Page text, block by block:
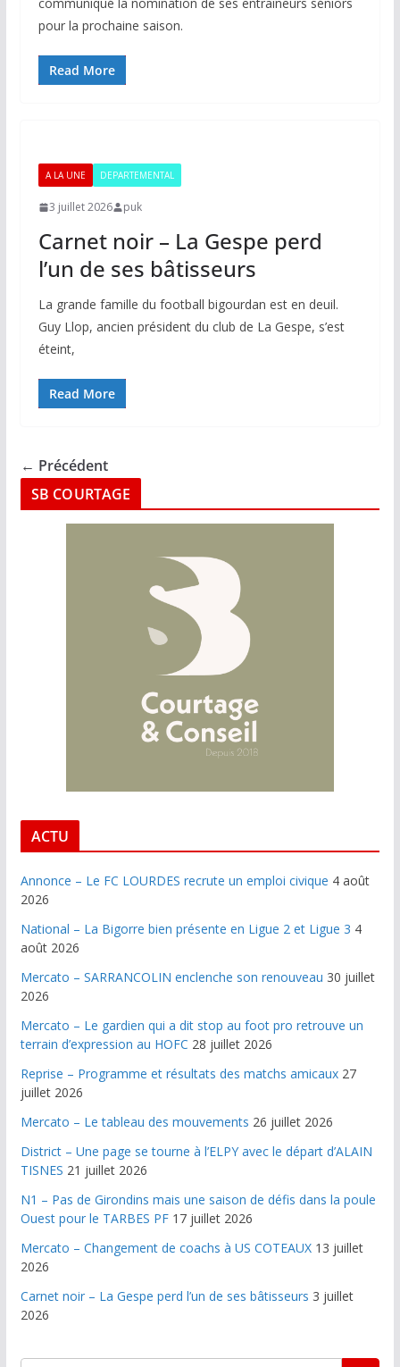
pour la prochaine saison.
Read More
A LA UNE DEPARTEMENTAL
3 juillet 2026 puk
Carnet noir – La Gespe perd
l’un de ses bâtisseurs
La grande famille du football bigourdan est en deuil.
Guy Llop, ancien président du club de La Gespe, s’est
éteint,
Read More
← Précédent
SB COURTAGE
ACTU
Annonce – Le FC LOURDES recrute un emploi civique 4 août
2026
National – La Bigorre bien présente en Ligue 2 et Ligue 3 4
août 2026
Mercato – SARRANCOLIN enclenche son renouveau 30 juillet
2026
Mercato – Le gardien qui a dit stop au foot pro retrouve un
terrain d’expression au HOFC 28 juillet 2026
Reprise – Programme et résultats des matchs amicaux 27
juillet 2026
Mercato – Le tableau des mouvements 26 juillet 2026
District – Une page se tourne à l’ELPY avec le départ d’ALAIN
TISNES 21 juillet 2026
N1 – Pas de Girondins mais une saison de défis dans la poule
Ouest pour le TARBES PF 17 juillet 2026
Mercato – Changement de coachs à US COTEAUX 13 juillet
2026
Carnet noir – La Gespe perd l’un de ses bâtisseurs 3 juillet
2026